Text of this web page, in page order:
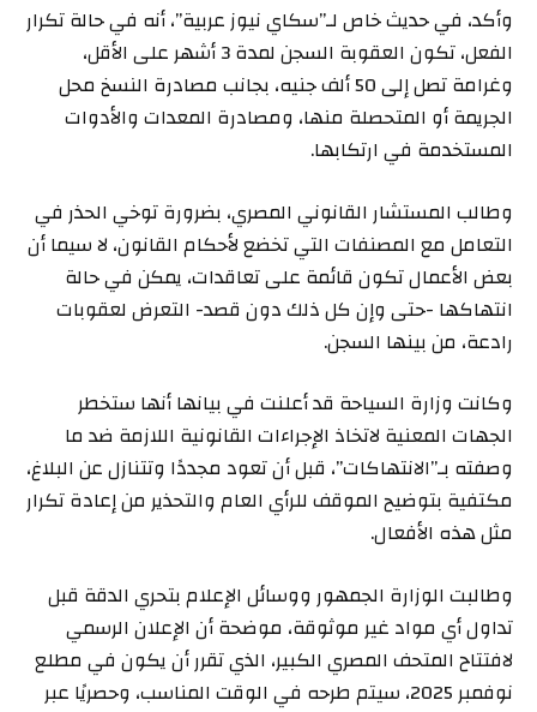
وأكد، في حديث خاص لـ”سكاي نيوز عربية”، أنه في حالة تكرار
الفعل، تكون العقوبة السجن لمدة 3 أشهر على الأقل،
وغرامة تصل إلى 50 ألف جنيه، بجانب مصادرة النسخ محل
الجريمة أو المتحصلة منها، ومصادرة المعدات والأدوات
المستخدمة في ارتكابها.
وطالب المستشار القانوني المصري، بضرورة توخي الحذر في
التعامل مع المصنفات التي تخضع لأحكام القانون، لا سيما أن
بعض الأعمال تكون قائمة على تعاقدات، يمكن في حالة
انتهاكها -حتى وإن كل ذلك دون قصد- التعرض لعقوبات
رادعة، من بينها السجن.
وكانت وزارة السياحة قد أعلنت في بيانها أنها ستخطر
الجهات المعنية لاتخاذ الإجراءات القانونية اللازمة ضد ما
وصفته بـ”الانتهاكات”، قبل أن تعود مجددًا وتتنازل عن البلاغ،
مكتفية بتوضيح الموقف للرأي العام والتحذير من إعادة تكرار
مثل هذه الأفعال.
وطالبت الوزارة الجمهور ووسائل الإعلام بتحري الدقة قبل
تداول أي مواد غير موثوقة، موضحة أن الإعلان الرسمي
لافتتاح المتحف المصري الكبير، الذي تقرر أن يكون في مطلع
نوفمبر 2025، سيتم طرحه في الوقت المناسب، وحصريًا عبر